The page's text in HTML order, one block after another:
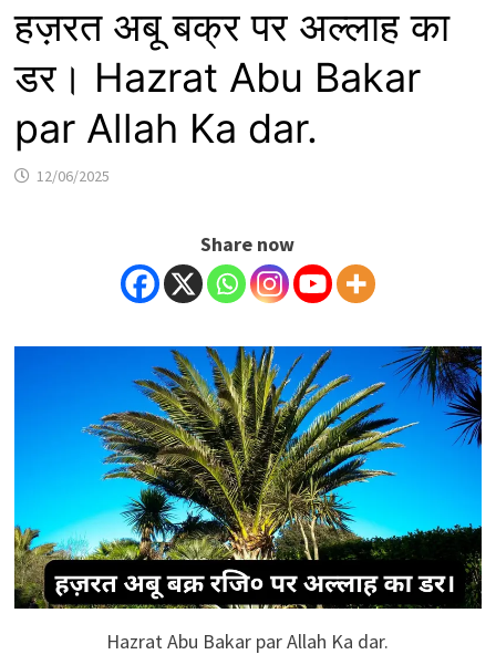
हज़रत अबू बक्र पर अल्लाह का
डर। Hazrat Abu Bakar
par Allah Ka dar.
12/06/2025
Share now
Hazrat Abu Bakar par Allah Ka dar.